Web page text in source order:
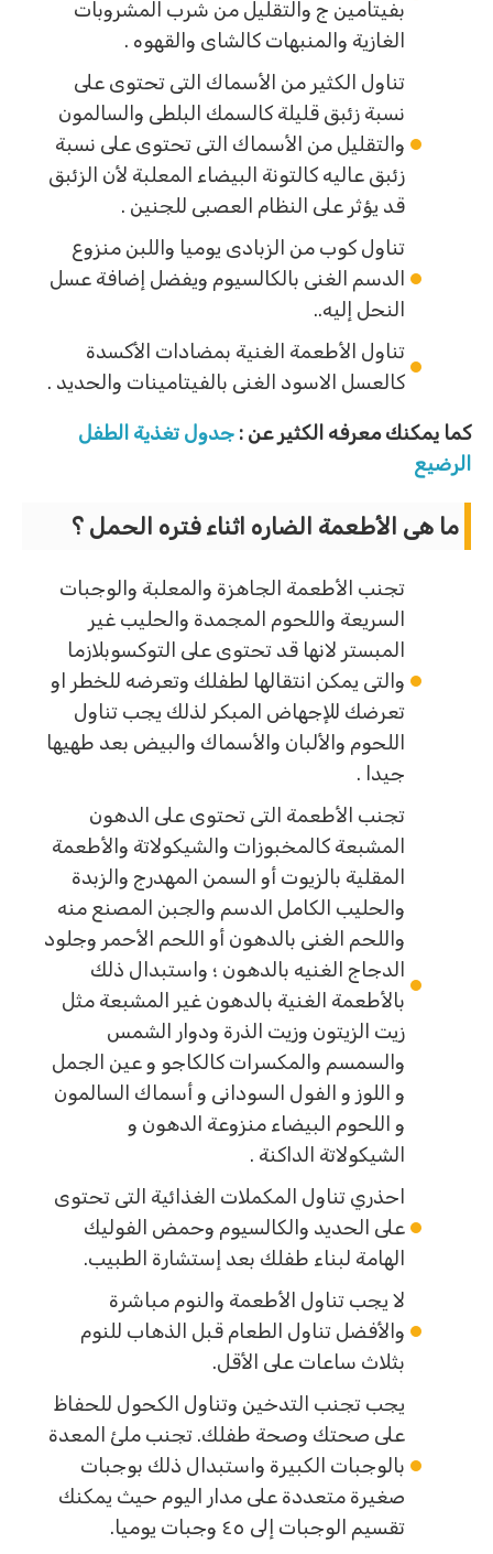
بفيتامين ج والتقليل من شرب المشروبات
الغازية والمنبهات كالشاى والقهوه .
تناول الكثير من الأسماك التى تحتوى على
نسبة زئبق قليلة كالسمك البلطى والسالمون
والتقليل من الأسماك التى تحتوى على نسبة
زئبق عاليه كالتونة البيضاء المعلبة لأن الزئبق
قد يؤثر على النظام العصبى للجنين .
تناول كوب من الزبادى يوميا واللبن منزوع
الدسم الغنى بالكالسيوم ويفضل إضافة عسل
النحل إليه..
تناول الأطعمة الغنية بمضادات الأكسدة
كالعسل الاسود الغنى بالفيتامينات والحديد .
كما يمكنك معرفه الكثير عن : جدول تغذية الطفل
الرضيع
ما هى الأطعمة الضاره اثناء فتره الحمل ؟
تجنب الأطعمة الجاهزة والمعلبة والوجبات
السريعة واللحوم المجمدة والحليب غير
المبستر لانها قد تحتوى على التوكسوبلازما
والتى يمكن انتقالها لطفلك وتعرضه للخطر او
تعرضك للإجهاض المبكر لذلك يجب تناول
اللحوم والألبان والأسماك والبيض بعد طهيها
جيدا .
تجنب الأطعمة التى تحتوى على الدهون
المشبعة كالمخبوزات والشيكولاتة والأطعمة
المقلية بالزيوت أو السمن المهدرج والزبدة
والحليب الكامل الدسم والجبن المصنع منه
واللحم الغنى بالدهون أو اللحم الأحمر وجلود
الدجاج الغنيه بالدهون ؛ واستبدال ذلك
بالأطعمة الغنية بالدهون غير المشبعة مثل
زيت الزيتون وزيت الذرة ودوار الشمس
والسمسم والمكسرات كالكاجو و عين الجمل
و اللوز و الفول السودانى و أسماك السالمون
و اللحوم البيضاء منزوعة الدهون و
الشيكولاتة الداكنة .
احذري تناول المكملات الغذائية التى تحتوى
على الحديد والكالسيوم وحمض الفوليك
الهامة لبناء طفلك بعد إستشارة الطبيب.
لا يجب تناول الأطعمة والنوم مباشرة
والأفضل تناول الطعام قبل الذهاب للنوم
بثلاث ساعات على الأقل.
يجب تجنب التدخين وتناول الكحول للحفاظ
على صحتك وصحة طفلك. تجنب ملئ المعدة
بالوجبات الكبيرة واستبدال ذلك بوجبات
صغيرة متعددة على مدار اليوم حيث يمكنك
تقسيم الوجبات إلى ٤٥ وجبات يوميا.